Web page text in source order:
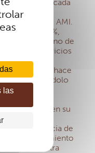
las
de cada
miembros de AMI.
el 100%,
y es ya un signo de
fecha sus servicios
esto hace
seguir siéndolo
que AMI
de Jesús en su
enfermos,
la insuficiencia de
un tratamiento
«diálisis u otra